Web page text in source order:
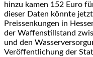
hinzu kamen 152 Euro
dieser Daten könnte
Preissenkungen in
der Waffenstillstand
und den
Veröffentlichung der